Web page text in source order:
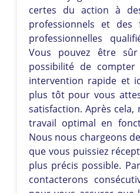
certes du action à
professionnels et des
professionnelles
Vous pouvez être
possibilité de
intervention rapide et
plus tôt pour vous
satisfaction. Après
travail optimal en
Nous nous chargeons
que vous puissiez
plus précis possible.
contacterons